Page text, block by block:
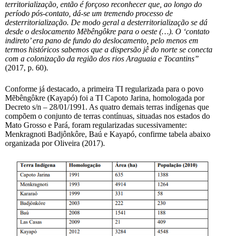
territorialização, então é forçoso reconhecer que, ao longo do
período pós-contato, dá-se um tremendo processo de
desterritorialização. De modo geral a desterritorialização se dá
desde o deslocamento Mẽbêngôkre para o oeste (…). O ‘contato
indireto’ era pano de fundo do deslocamento, pelo menos em
termos históricos sabemos que a dispersão jê do norte se conecta
com a colonização da região dos rios Araguaia e Tocantins”
(2017, p. 60).
Conforme já destacado, a primeira TI regularizada para o povo
Mẽbêngôkre (Kayapó) foi a TI Capoto Jarina, homologada por
Decreto s/n – 28/01/1991. As quatro demais terras indígenas que
compõem o conjunto de terras contínuas, situadas nos estados do
Mato Grosso e Pará, foram regularizadas sucessivamente:
Menkragnoti Badjônkôre, Baú e Kayapó, confirme tabela abaixo
organizada por Oliveira (2017).